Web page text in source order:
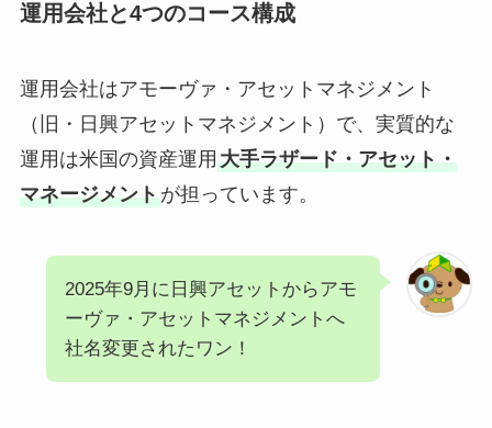
運用会社と4つのコース構成
運用会社はアモーヴァ・アセットマネジメント
（旧・日興アセットマネジメント）で、実質的な
運用は米国の資産運用 大手ラザード・アセット・
マネージメントが担っています。
2025年9月に日興アセットからアモ
ーヴァ・アセットマネジメントへ
社名変更されたワン！